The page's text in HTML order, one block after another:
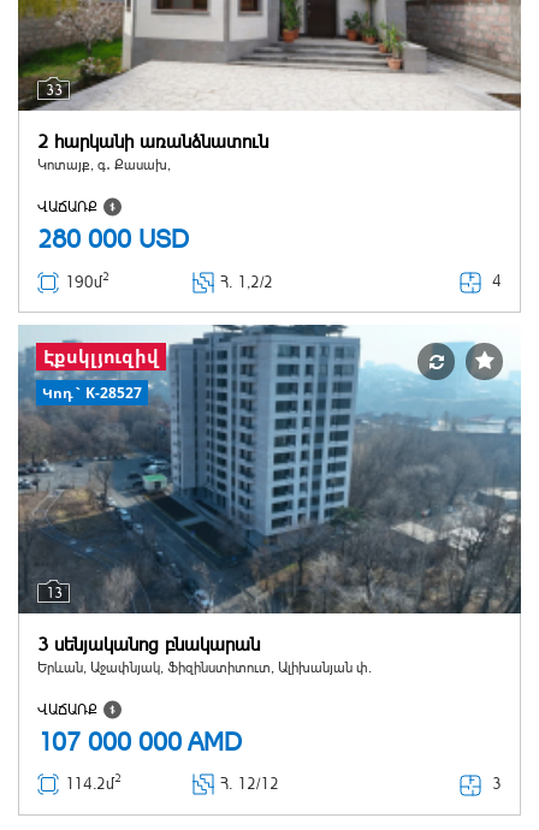
33
2 հարկանի առանձնատուն
Կոտայք, գ․ Քասախ,
ՎԱՃԱՌՔ
280 000 USD
190մ2 Հ. 1,2/2 4
13
Կոդ` K-28527
Էքսկլյուզիվ
3 սենյականոց բնակարան
Երևան, Աջափնյակ, Ֆիզինստիտուտ, Ալիխանյան փ.
ՎԱՃԱՌՔ
107 000 000 AMD
114.2մ2 Հ. 12/12 3